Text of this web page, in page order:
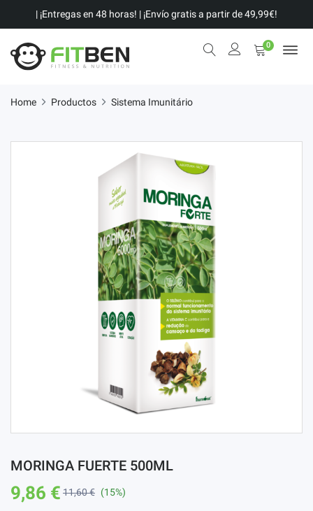
| ¡Entregas en 48 horas! | ¡Envío gratis a partir de 49,99€!
0
Home Productos Sistema Imunitário
MORINGA FUERTE 500ML
9,86 € 11,60 € (15%)